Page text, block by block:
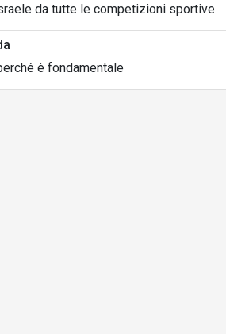
da tutte le competizioni sportive.
è fondamentale